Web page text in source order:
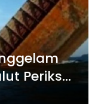
Periksa
Weda